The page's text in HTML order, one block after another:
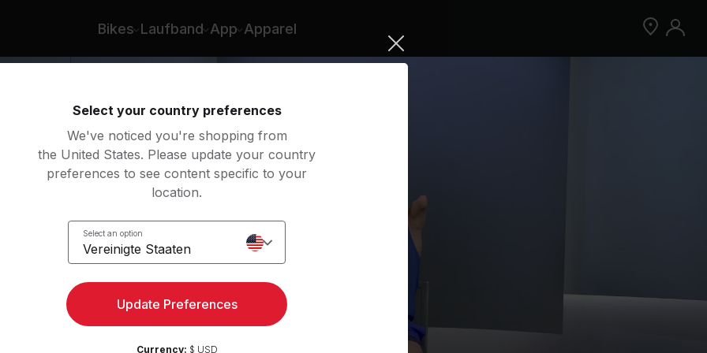
Bikes Laufband App Apparel
Jetzt Peloton App kostenlos testen
Select your country preferences
We've noticed you're shopping from
the United States. Please update your country
preferences to see content specific to your
location.
Select an option
Vereinigte Staaten
Update Preferences
Currency: $ USD